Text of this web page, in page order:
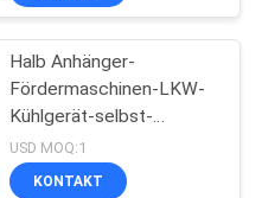
Halb Anhänger-
Fördermaschinen-LKW-
Kühlgerät-selbst-
angetriebener Vektor
1550
USD MOQ:1
KONTAKT